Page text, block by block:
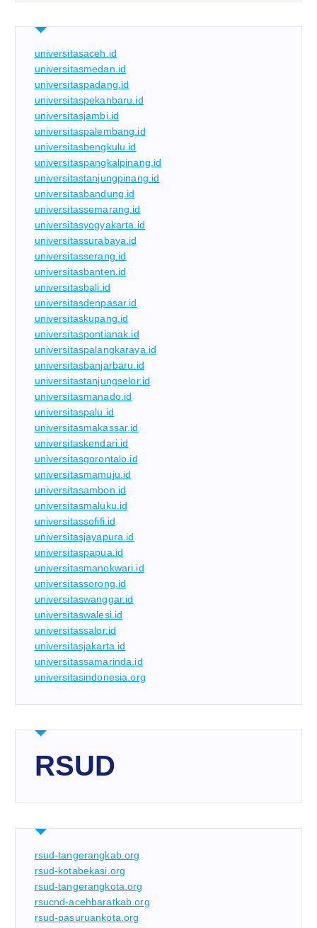
universitasaceh.id
universitasmedan.id
universitaspadang.id
universitaspekanbaru.id
universitasjambi.id
universitaspalembang.id
universitasbengkulu.id
universitaspangkalpinang.id
universitastanjungpinang.id
universitasbandung.id
universitassemarang.id
universitasyogyakarta.id
universitassurabaya.id
universitasserang.id
universitasbanten.id
universitasbali.id
universitasdenpasar.id
universitaskupang.id
universitaspontianak.id
universitaspalangkaraya.id
universitasbanjarbaru.id
universitastanjungselor.id
universitasmanado.id
universitaspalu.id
universitasmakassar.id
universitaskendari.id
universitasgorontalo.id
universitasmamuju.id
universitasambon.id
universitasmaluku.id
universitassofifi.id
universitasjayapura.id
universitaspapua.id
universitasmanokwari.id
universitassorong.id
universitaswanggar.id
universitaswalesi.id
universitassalor.id
universitasjakarta.id
universitassamarinda.id
universitasindonesia.org
RSUD
rsud-tangerangkab.org
rsud-kotabekasi.org
rsud-tangerangkota.org
rsucnd-acehbaratkab.org
rsud-pasuruankota.org